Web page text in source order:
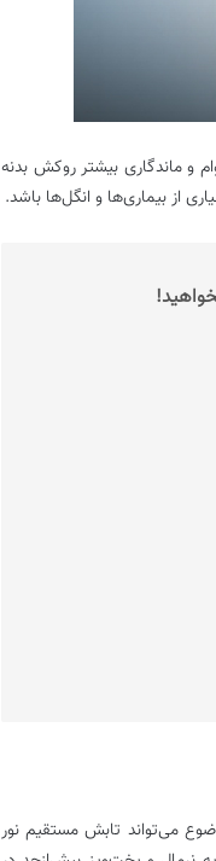
و ماندگاری بیشتر روکش بدنه
از بیماری‌ها و انگل‌ها باشد.
می‌تواند تابش مستقیم نور